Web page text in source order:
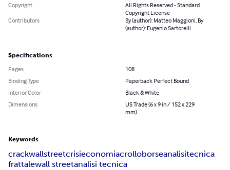
Copyright
All Rights Reserved - Standard
Copyright License
Contributors
By (author): Matteo Maggioni, By
(author): Eugenio Sartorelli
Specifications
Pages
108
Binding Type
Paperback Perfect Bound
Interior Color
Black & White
Dimensions
US Trade (6 x 9 in / 152 x 229
mm)
Keywords
crackwallstreetcrisieconomiacrolloborseanalisitecnica
frattalewall streetanalisi tecnica